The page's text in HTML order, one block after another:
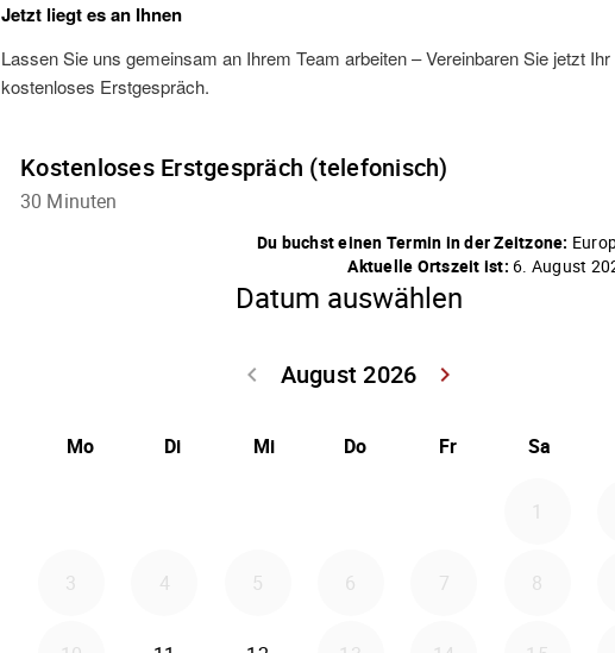
Jetzt liegt es an Ihnen
Lassen Sie uns gemeinsam an Ihrem Team arbeiten – Vereinbaren Sie jetzt Ihr
kostenloses Erstgespräch.